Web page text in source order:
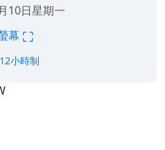
10日星期一
幕 ⛶
小時制